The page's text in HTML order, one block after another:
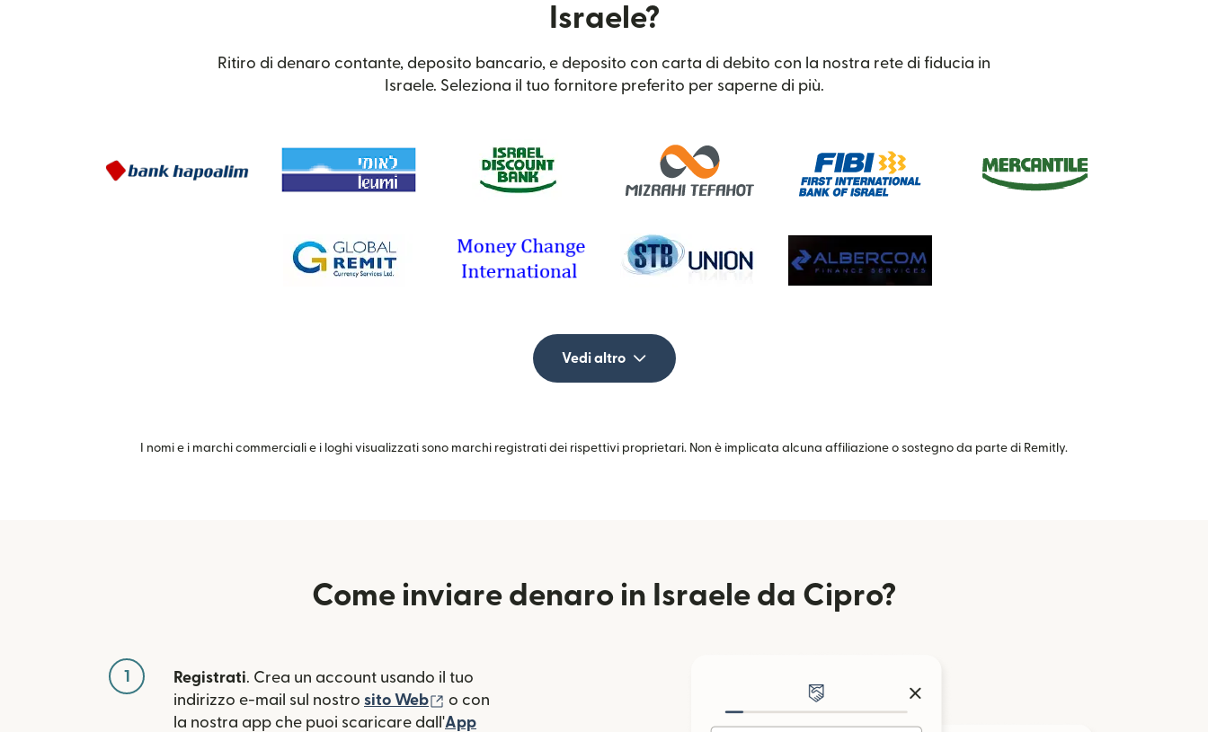
Israele?
Ritiro di denaro contante, deposito bancario, e deposito con carta di debito con la nostra rete di fiducia in
Israele. Seleziona il tuo fornitore preferito per saperne di più.
Vedi altro
I nomi e i marchi commerciali e i loghi visualizzati sono marchi registrati dei rispettivi proprietari. Non è implicata alcuna affiliazione o sostegno da parte di Remitly.
Come inviare denaro in Israele da Cipro?
1 Registrati. Crea un account usando il tuo
indirizzo e-mail sul nostro sito Web (si apre in una nuova finestra)
o con
la nostra app che puoi scaricare dall'App